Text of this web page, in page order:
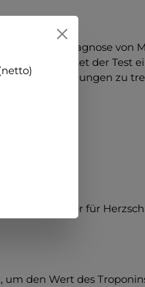
schnelle Diagnose von
im Blut bietet der Test
Entscheidungen zu
zu schützen.
Biomarker für
um den Wert des